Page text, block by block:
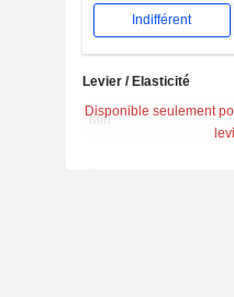
Indifférent
Disponible seulement
Levier / Elasticité